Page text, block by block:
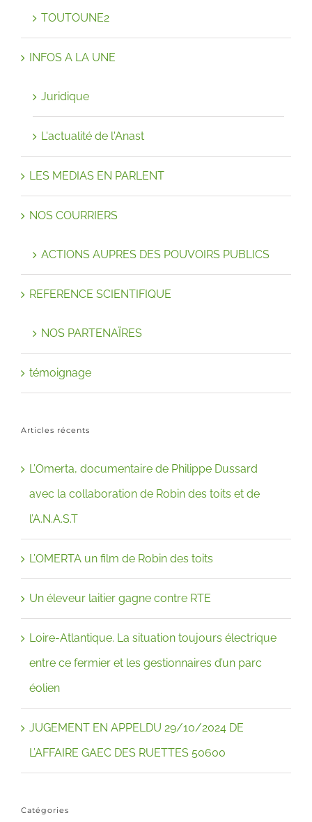
TOUTOUNE2
INFOS A LA UNE
Juridique
L'actualité de l'Anast
LES MEDIAS EN PARLENT
NOS COURRIERS
ACTIONS AUPRES DES POUVOIRS PUBLICS
REFERENCE SCIENTIFIQUE
NOS PARTENAÏRES
témoignage
Articles récents
L’Omerta, documentaire de Philippe Dussard
avec la collaboration de Robin des toits et de
l’A.N.A.S.T
L’OMERTA un film de Robin des toits
Un éleveur laitier gagne contre RTE
Loire-Atlantique. La situation toujours électrique
entre ce fermier et les gestionnaires d’un parc
éolien
JUGEMENT EN APPELDU 29/10/2024 DE
L’AFFAIRE GAEC DES RUETTES 50600
Catégories